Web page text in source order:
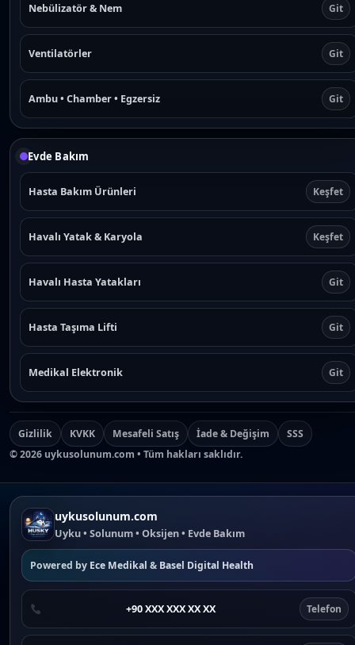
Nebülizatör & Nem Git
Ventilatörler Git
Ambu • Chamber • Egzersiz Git
Evde Bakım
Hasta Bakım Ürünleri Keşfet
Havalı Yatak & Karyola Keşfet
Havalı Hasta Yatakları Git
Hasta Taşıma Lifti Git
Medikal Elektronik Git
Gizlilik KVKK Mesafeli Satış İade & Değişim
SSS
©2026 uykusolunum.com • Tüm hakları saklıdır.
uykusolunum.com
Uyku • Solunum • Oksijen • Evde Bakım
Powered by Ece Medikal & Basel Digital Health
+90 XXX XXX XX XX Telefon